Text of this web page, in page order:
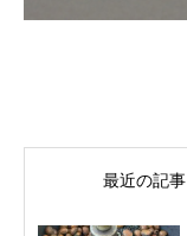
最近の記事